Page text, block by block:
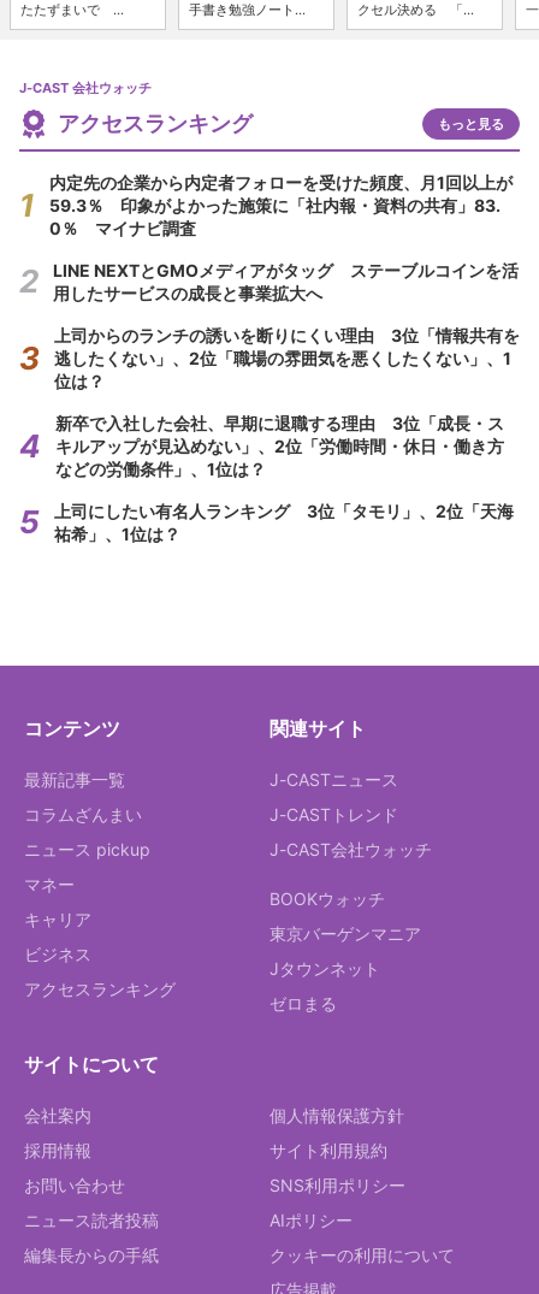
たたずまいで ...
手書き勉強ノート...
クセル決める 「...
J-CAST 会社ウォッチ
アクセスランキング もっと見る
内定先の企業から内定者フォローを受けた頻度、月1回以上が
59.3％ 印象がよかった施策に「社内報・資料の共有」83.
0％ マイナビ調査
LINE NEXTとGMOメディアがタッグ ステーブルコインを活
用したサービスの成長と事業拡大へ
上司からのランチの誘いを断りにくい理由 3位「情報共有を
逃したくない」、2位「職場の雰囲気を悪くしたくない」、1
位は？
新卒で入社した会社、早期に退職する理由 3位「成長・ス
キルアップが見込めない」、2位「労働時間・休日・働き方
などの労働条件」、1位は？
上司にしたい有名人ランキング 3位「タモリ」、2位「天海
祐希」、1位は？
コンテンツ
最新記事一覧
コラムざんまい
ニュース pickup
マネー
キャリア
ビジネス
アクセスランキング
関連サイト
J-CASTニュース
J-CASTトレンド
J-CAST会社ウォッチ
BOOKウォッチ
東京バーゲンマニア
Jタウンネット
ゼロまる
サイトについて
会社案内
採用情報
お問い合わせ
ニュース読者投稿
編集長からの手紙
個人情報保護方針
サイト利用規約
SNS利用ポリシー
AIポリシー
クッキーの利用について
広告掲載